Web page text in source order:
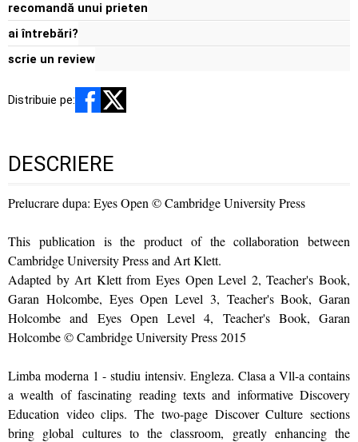
recomandă unui prieten
ai întrebări?
scrie un review
Distribuie pe:
DESCRIERE
Prelucrare dupa: Eyes Open © Cambridge University Press
This publication is the product of the collaboration between
Cambridge University Press and Art Klett.
Adapted by Art Klett from Eyes Open Level 2, Teacher's Book,
Garan Holcombe, Eyes Open Level 3, Teacher's Book, Garan
Holcombe and Eyes Open Level 4, Teacher's Book, Garan
Holcombe © Cambridge University Press 2015
Limba moderna 1 - studiu intensiv. Engleza. Clasa a Vll-a contains
a wealth of fascinating reading texts and informative Discovery
Education video clips. The two-page Discover Culture sections
bring global cultures to the classroom, greatly enhancing the